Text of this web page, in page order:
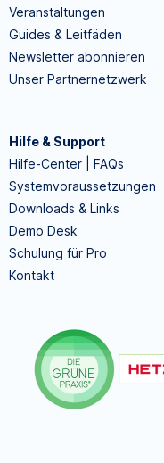
Veranstaltungen
Guides & Leitfäden
Newsletter abonnieren
Unser Partnernetzwerk
Hilfe & Support
Hilfe-Center | FAQs
Systemvoraussetzungen
Downloads & Links
Demo Desk
Schulung für Pro
Kontakt